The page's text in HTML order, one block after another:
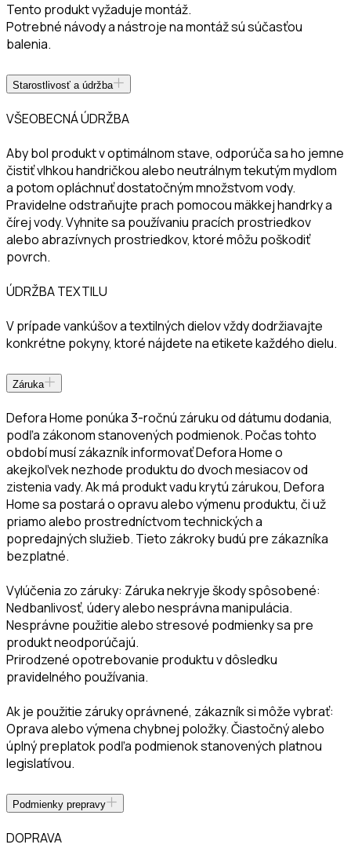
Tento produkt vyžaduje montáž.
Potrebné návody a nástroje na montáž sú súčasťou
balenia.
Starostlivosť a údržba
VŠEOBECNÁ ÚDRŽBA
Aby bol produkt v optimálnom stave, odporúča sa ho jemne
čistiť vlhkou handričkou alebo neutrálnym tekutým mydlom
a potom opláchnuť dostatočným množstvom vody.
Pravidelne odstraňujte prach pomocou mäkkej handrky a
čírej vody. Vyhnite sa používaniu pracích prostriedkov
alebo abrazívnych prostriedkov, ktoré môžu poškodiť
povrch.
ÚDRŽBA TEXTILU
V prípade vankúšov a textilných dielov vždy dodržiavajte
konkrétne pokyny, ktoré nájdete na etikete každého dielu.
Záruka
Defora Home ponúka 3-ročnú záruku od dátumu dodania,
podľa zákonom stanovených podmienok. Počas tohto
období musí zákazník informovať Defora Home o
akejkoľvek nezhode produktu do dvoch mesiacov od
zistenia vady. Ak má produkt vadu krytú zárukou, Defora
Home sa postará o opravu alebo výmenu produktu, či už
priamo alebo prostredníctvom technických a
popredajných služieb. Tieto zákroky budú pre zákazníka
bezplatné.
Vylúčenia zo záruky: Záruka nekryje škody spôsobené:
Nedbanlivosť, údery alebo nesprávna manipulácia.
Nesprávne použitie alebo stresové podmienky sa pre
produkt neodporúčajú.
Prirodzené opotrebovanie produktu v dôsledku
pravidelného používania.
Ak je použitie záruky oprávnené, zákazník si môže vybrať:
Oprava alebo výmena chybnej položky. Čiastočný alebo
úplný preplatok podľa podmienok stanovených platnou
legislatívou.
Podmienky prepravy
DOPRAVA